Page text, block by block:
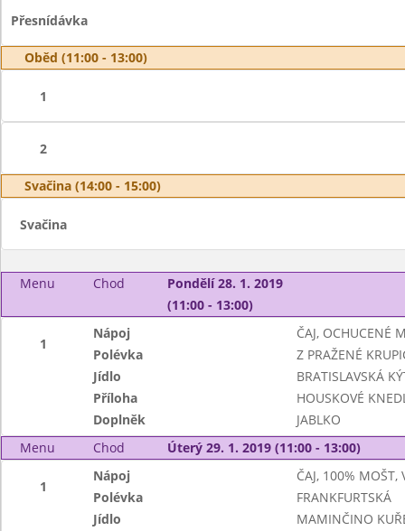
Přesnídávka
Oběd (11:00 - 13:00)
1
2
Svačina (14:00 - 15:00)
Svačina
Menu Chod
Pondělí 28. 1. 2019
(11:00 - 13:00)
1
Nápoj
ČAJ, OCHUCENÉ
Polévka
Z PRAŽENÉ
Jídlo
BRATISLAVSKÁ
Příloha
HOUSKOVÉ
Doplněk
JABLKO
Menu
Chod Úterý 29. 1. 2019 (11:00 - 13:00)
1
Nápoj
ČAJ, 100% MOŠT,
Polévka
FRANKFURTSKÁ
Jídlo
MAMINČINO